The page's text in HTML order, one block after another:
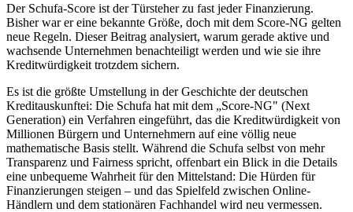
Der Schufa-Score ist der Türsteher zu fast jeder Finanzierung.
Bisher war er eine bekannte Größe, doch mit dem Score-NG gelten
neue Regeln. Dieser Beitrag analysiert, warum gerade aktive und
wachsende Unternehmen benachteiligt werden und wie sie ihre
Kreditwürdigkeit trotzdem sichern.
Es ist die größte Umstellung in der Geschichte der deutschen
Kreditauskunftei: Die Schufa hat mit dem „Score-NG" (Next
Generation) ein Verfahren eingeführt, das die Kreditwürdigkeit von
Millionen Bürgern und Unternehmern auf eine völlig neue
mathematische Basis stellt. Während die Schufa selbst von mehr
Transparenz und Fairness spricht, offenbart ein Blick in die Details
eine unbequeme Wahrheit für den Mittelstand: Die Hürden für
Finanzierungen steigen – und das Spielfeld zwischen Online-
Händlern und dem stationären Fachhandel wird neu vermessen.